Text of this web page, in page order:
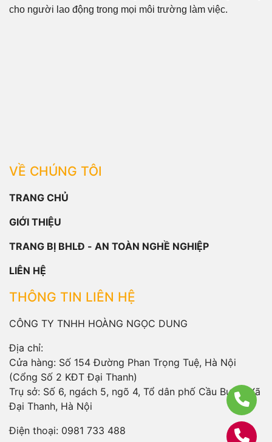
cho người lao động trong mọi môi trường làm việc.
VỀ CHÚNG TÔI
TRANG CHỦ
GIỚI THIỆU
TRANG BỊ BHLĐ - AN TOÀN NGHỀ NGHIỆP
LIÊN HỆ
THÔNG TIN LIÊN HỆ
CÔNG TY TNHH HOÀNG NGỌC DUNG
Địa chỉ:
Cửa hàng: Số 154 Đường Phan Trọng Tuệ, Hà Nội
(Cổng Số 2 KĐT Đại Thanh)
Trụ sở: Số 6, ngách 5, ngõ 4, Tổ dân phố Cầu Bươu, Xã
Đại Thanh, Hà Nội
Điện thoại: 0981 733 488